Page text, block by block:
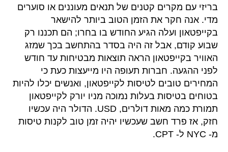
בריזי עם מקרים קטנים של תנאים מעוננים או סוערים
מדי. אנה חקר את הזמן הטוב ביותר להישאר
בקייפטאון ועלה הגיע החודש בו בחרו; הם תכננו רק
שבוע קודם, אבל זה היה בסדר בהתחשב בכך שמזג
האוויר בקייפטאון הראה תוצאות מבטיחות עד חודש
לפני ההגעה. חברות תעופה היו מייעצות כעת כי
המחירים טובים לטיסות לקייפטאון, ואנשים יכלו להיות
בטוחים בטיסות בעלות נמוכה מניו יורק לקייפטאון
תמורת כמה מאות דולרים, USD. הדולר היה עכשיו
חזק, אז פרד חשב שעכשיו יהיה זמן טוב לקנות טיסות
מ- NYC ל- CPT.